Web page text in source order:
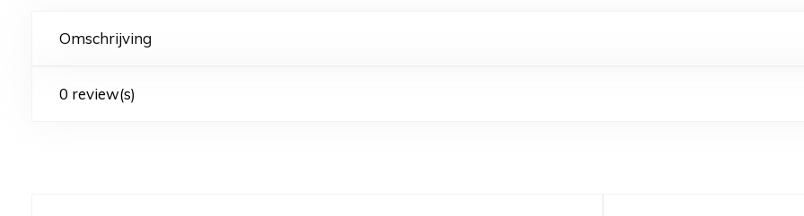
Omschrijving
0 review(s)